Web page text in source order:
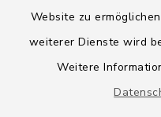
Website zu
weiterer Dienste wird
Weitere